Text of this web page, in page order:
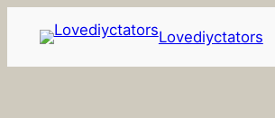
Inhalt
springen
Lovediyctators